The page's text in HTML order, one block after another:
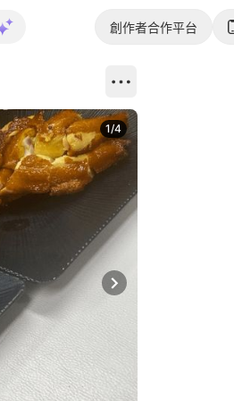
創作者合作平台
Next slide
1/4